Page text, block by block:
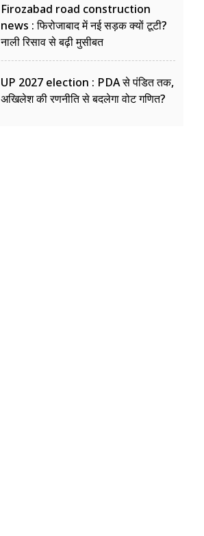
Firozabad road construction
news : फिरोजाबाद में नई सड़क क्यों टूटी?
नाली रिसाव से बढ़ी मुसीबत
UP 2027 election : PDA से पंडित तक,
अखिलेश की रणनीति से बदलेगा वोट गणित?